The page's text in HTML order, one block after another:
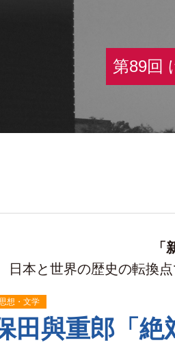
第89回
日本と世界の歴史の転換
想・文学
田與重郎「絶